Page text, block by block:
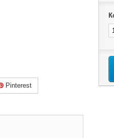
Pinterest